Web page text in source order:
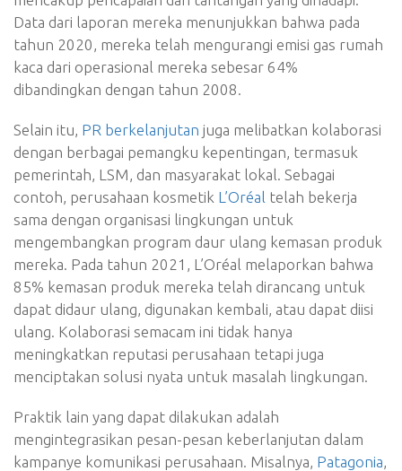
Data dari laporan mereka menunjukkan bahwa pada
tahun 2020, mereka telah mengurangi emisi gas rumah
kaca dari operasional mereka sebesar 64%
dibandingkan dengan tahun 2008.
Selain itu, PR berkelanjutan juga melibatkan kolaborasi
dengan berbagai pemangku kepentingan, termasuk
pemerintah, LSM, dan masyarakat lokal. Sebagai
contoh, perusahaan kosmetik L’Oréal telah bekerja
sama dengan organisasi lingkungan untuk
mengembangkan program daur ulang kemasan produk
mereka. Pada tahun 2021, L’Oréal melaporkan bahwa
85% kemasan produk mereka telah dirancang untuk
dapat didaur ulang, digunakan kembali, atau dapat diisi
ulang. Kolaborasi semacam ini tidak hanya
meningkatkan reputasi perusahaan tetapi juga
menciptakan solusi nyata untuk masalah lingkungan.
Praktik lain yang dapat dilakukan adalah
mengintegrasikan pesan-pesan keberlanjutan dalam
kampanye komunikasi perusahaan. Misalnya, Patagonia,